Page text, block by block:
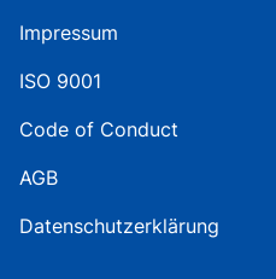
Impressum
ISO 9001
Code of Conduct
AGB
Datenschutzerklärung